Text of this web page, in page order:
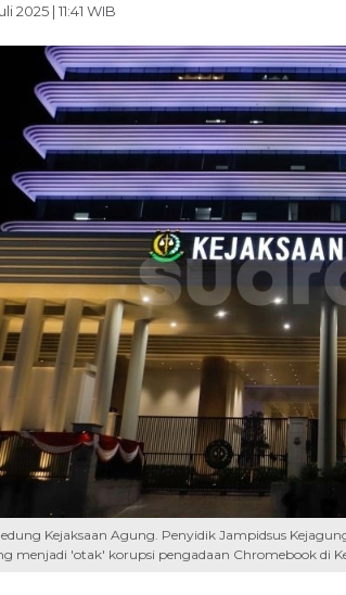
2025 | 11:41 WIB
Kejaksaan Agung. Penyidik Jampidsus
menjadi 'otak' korupsi pengadaan Chromebook di